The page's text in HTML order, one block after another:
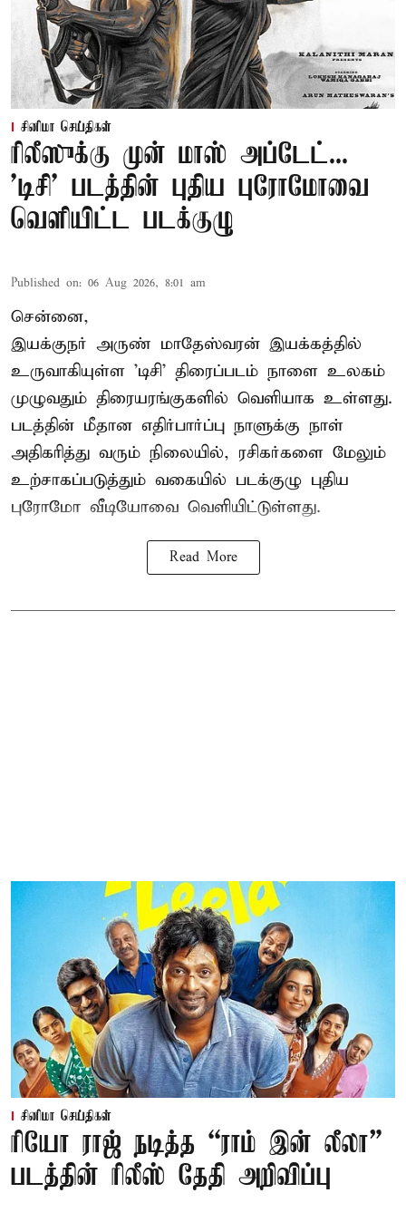
சினிமா செய்திகள்
ரிலீஸுக்கு முன் மாஸ் அப்டேட்...
'டிசி' படத்தின் புதிய புரோமோவை
வெளியிட்ட படக்குழு
Published on: 06 Aug 2026, 8:01 am
சென்னை,
இயக்குநர் அருண் மாதேஸ்வரன் இயக்கத்தில்
உருவாகியுள்ள 'டிசி' திரைப்படம் நாளை உலகம்
முழுவதும் திரையரங்குகளில் வெளியாக உள்ளது.
படத்தின் மீதான எதிர்பார்ப்பு நாளுக்கு நாள்
அதிகரித்து வரும் நிலையில், ரசிகர்களை மேலும்
உற்சாகப்படுத்தும் வகையில் படக்குழு புதிய
புரோமோ வீடியோவை வெளியிட்டுள்ளது.
Read More
சினிமா செய்திகள்
ரியோ ராஜ் நடித்த “ராம் இன் லீலா”
படத்தின் ரிலீஸ் தேதி அறிவிப்பு